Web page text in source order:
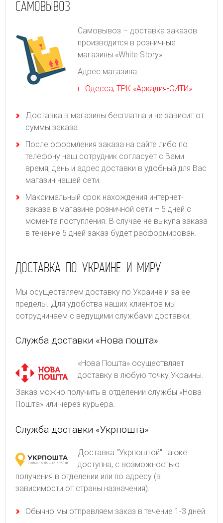
САМОВЫВОЗ
Самовывоз – доставка заказов
производится в розничные
магазины «White Story».
Адрес магазина:
г. Одесса, ТРК «Аркадия-СИТИ»
Доставка в магазины бесплатна и не зависит от
суммы заказа.
После оформления заказа на сайте либо по
телефону наш сотрудник согласует с Вами
время, день и адрес доставки в удобный для Вас
магазин нашей сети.
Максимальный срок нахождения интернет-
заказа в магазине розничной сети – 5 дней с
момента поступления. В случае не выкупа заказа
в течение 5 дней заказ будет расформирован.
ДОСТАВКА ПО УКРАИНЕ И МИРУ
Мы осуществляем доставку по Украине и за ее
пределы. Для удобства наших клиентов мы
сотрудничаем с ведущими службами доставки.
Служба доставки «Нова пошта»
«Нова Пошта» осуществляет
доставку в любую точку Украины.
Заказ можно получить в отделении службы «Нова
Пошта» или через курьера.
Служба доставки «Укрпошта»
Доставка "Укрпоштой" также
доступна, с возможностью
получения в отделении или по адресу (в
зависимости от страны назначения).
Обычно мы отправляем заказ в течение 1-3 дней.